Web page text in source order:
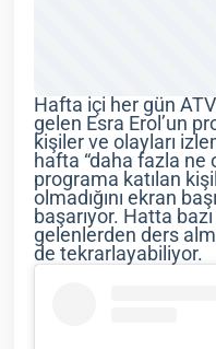
Hafta içi her gün
gelen Esra Erol’un
kişiler ve olayları
hafta “daha fazla ne
programa katılan
olmadığını ekran
başarıyor. Hatta
gelenlerden ders
de tekrarlayabiliyor.